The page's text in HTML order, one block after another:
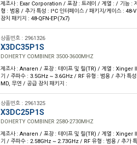
제조사 : Exar Corporation / 포장 : 트레이 / 계열 : / 기능 :
형 : 범용 / 추가 특성 : I²C 인터페이스 / 패키지/케이스 : 48-
장치 패키지 : 48-QFN-EP(7x7)
상품번호 : 2961326
X3DC35P1S
DOHERTY COMBINER 3500-3600MHZ
제조사 : Anaren / 포장 : 테이프 및 릴(TR) / 계열 : Xinger
기 / 주파수 : 3.5GHz ~ 3.6GHz / RF 유형 : 범용 / 추가 특
MD, 무연 / 공급 장치 패키지 :
상품번호 : 2961325
X3DC25P1S
DOHERTY COMBINER 2580-2730MHZ
제조사 : Anaren / 포장 : 테이프 및 릴(TR) / 계열 : Xinger
기 / 주파수 : 2.58GHz ~ 2.73GHz / RF 유형 : 범용 / 추가